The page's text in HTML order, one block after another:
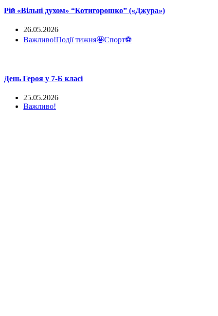
Рій «Вільні духом» “Котигорошко” («Джура»)
26.05.2026
Важливо!Події тижня🤩Спорт⚽
День Героя у 7-Б класі
25.05.2026
Важливо!